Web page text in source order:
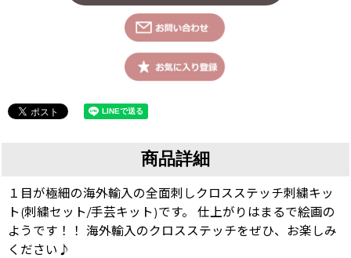
商品詳細
１目が極細の海外輸入の全面刺しクロスステッチ刺繍キッ
ト(刺繍セット/手芸キット)です。 仕上がりはまるで絵画の
ようです！！ 海外輸入のクロスステッチをぜひ、お楽しみ
ください♪